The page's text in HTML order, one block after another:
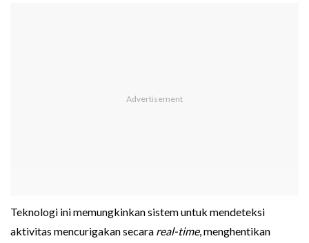
Teknologi ini memungkinkan sistem untuk mendeteksi
aktivitas mencurigakan secara real-time, menghentikan